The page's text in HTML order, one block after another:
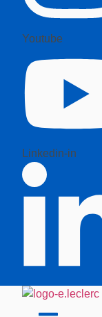
Youtube
Linkedin-in